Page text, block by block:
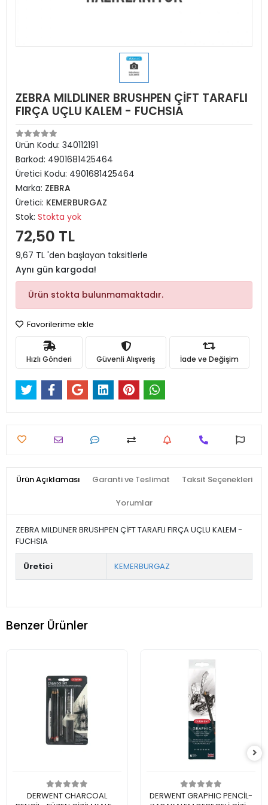
ZEBRA MILDLINER BRUSHPEN ÇİFT TARAFLI
FIRÇA UÇLU KALEM - FUCHSIA
Ürün Kodu: 340112191
Barkod: 4901681425464
Üretici Kodu: 4901681425464
Marka: ZEBRA
Üretici: KEMERBURGAZ
Stok: Stokta yok
72,50 TL
9,67 TL 'den başlayan taksitlerle
Aynı gün kargoda!
Ürün stokta bulunmamaktadır.
Favorilerime ekle
Hızlı Gönderi Güvenli Alışveriş İade ve Değişim
Ürün Açıklaması Garanti ve Teslimat Taksit Seçenekleri
Yorumlar
ZEBRA MILDLINER BRUSHPEN ÇİFT TARAFLI FIRÇA UÇLU KALEM -
FUCHSIA
Üretici KEMERBURGAZ
Benzer Ürünler
Sepete Ekle
DERWENT CHARCOAL
Sepete Ekle
DERWENT GRAPHIC PENCİL-